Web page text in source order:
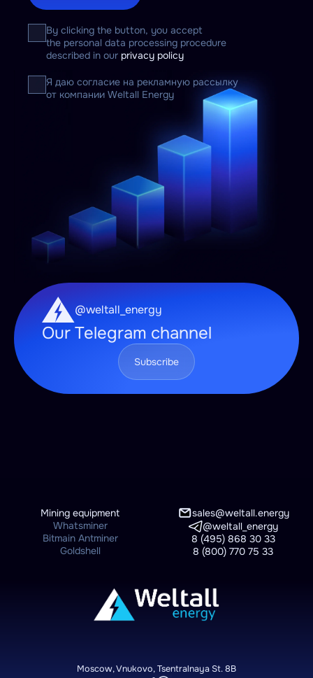
By clicking the button, you accept
the personal data processing procedure
described in our privacy policy
Я даю согласие на рекламную рассылку
от компании Weltall Energy
@weltall_energy
Our Telegram channel
Subscribe
Mining equipment
Whatsminer
Bitmain Antminer
Goldshell
sales@weltall.energy
@weltall_energy
8 (495) 868 30 33
8 (800) 770 75 33
Moscow, Vnukovo, Tsentralnaya St. 8B